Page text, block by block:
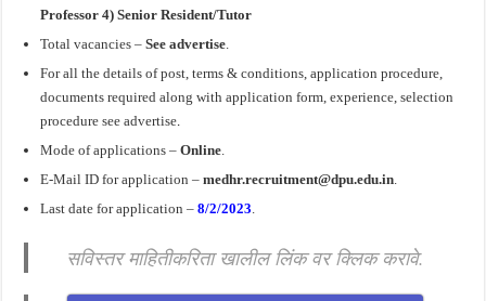
Professor 4) Senior Resident/Tutor
Total vacancies – See advertise
For all the details of post, terms & conditions, application procedure,
documents required along with application form, experience, selection
procedure see advertise
Mode of applications – Online
E-Mail ID for application –medhr.recruitment@dpu.edu.in
Last date for application –8/2/2023
सविस्तर माहितीकरिता खालील लिंक वर क्लिक करावे.